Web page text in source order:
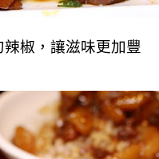
椒，讓滋味更加豐